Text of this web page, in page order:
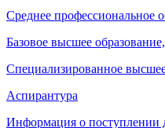
Среднее профессиональное
Базовое высшее
Специализированное
Аспирантура
Информация о поступлении